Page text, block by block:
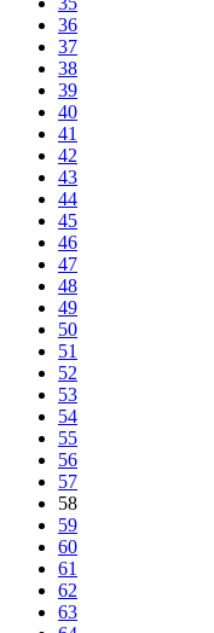
36
37
38
39
40
41
42
43
44
45
46
47
48
49
50
51
52
53
54
55
56
57
58
59
60
61
62
63